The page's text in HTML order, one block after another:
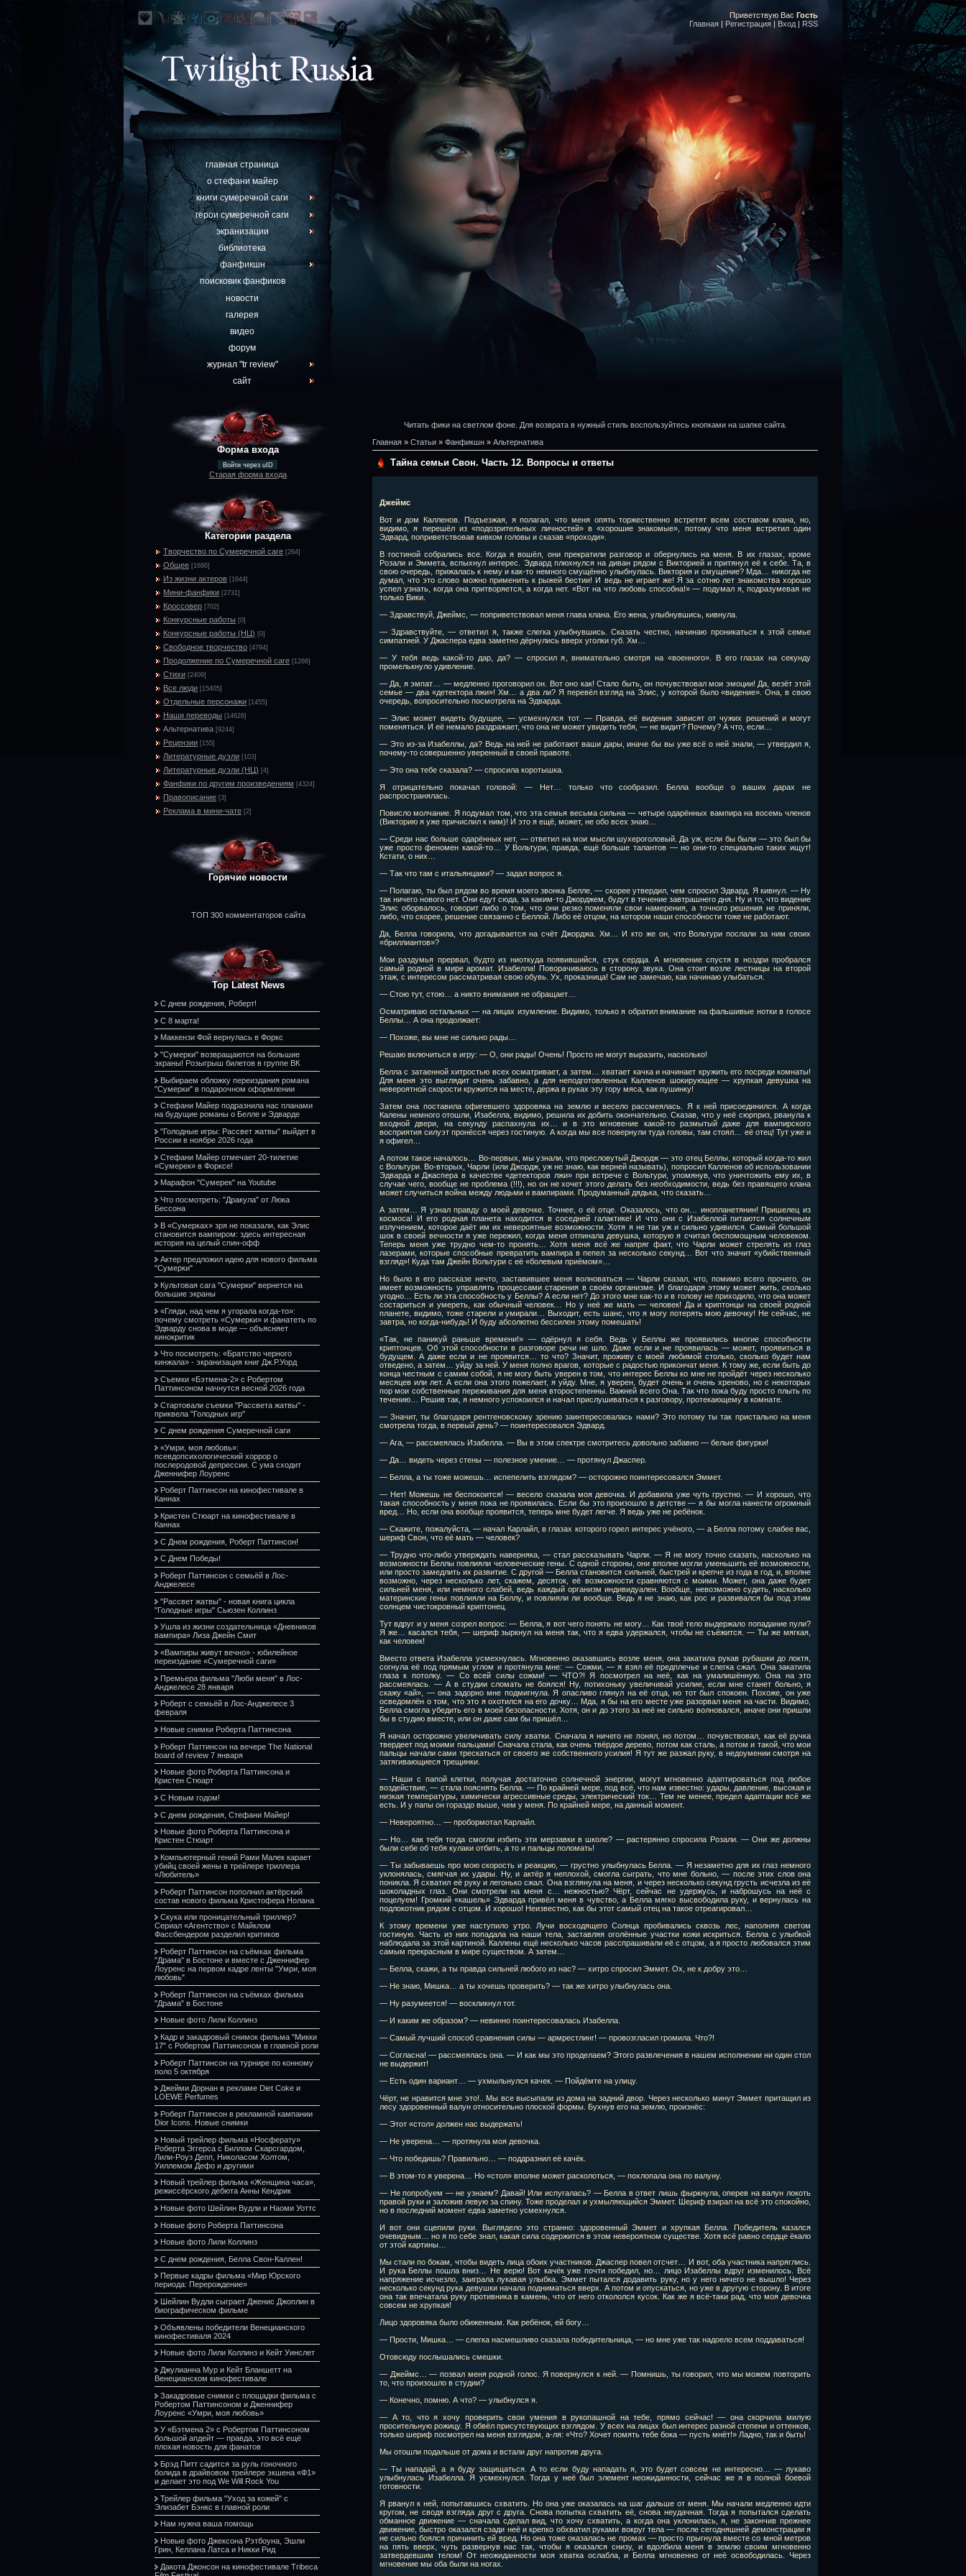
Приветствую Вас Гость
Главная | Регистрация | Вход | RSS
главная страница
о стефани майер
книги сумеречной саги
герои сумеречной саги
экранизации
библиотека
фанфикшн
поисковик фанфиков
новости
галерея
видео
форум
журнал "tr review"
сайт
Форма входа
Войти через uID
Старая форма входа
Категории раздела
Творчество по Сумеречной саге [264]
Общее [1686]
Из жизни актеров [1644]
Мини-фанфики [2731]
Кроссовер [702]
Конкурсные работы [0]
Конкурсные работы (НЦ) [0]
Свободное творчество [4794]
Продолжение по Сумеречной саге [1266]
Стихи [2409]
Все люди [15405]
Отдельные персонажи [1455]
Наши переводы [14628]
Альтернатива [9244]
Рецензии [155]
Литературные дуэли [103]
Литературные дуэли (НЦ) [4]
Фанфики по другим произведениям [4324]
Правописание [3]
Реклама в мини-чате [2]
Горячие новости
ТОП 300 комментаторов сайта
Top Latest News
С днем рождения, Роберт!
С 8 марта!
Маккензи Фой вернулась в Форкс
"Сумерки" возвращаются на большие
экраны! Розыгрыш билетов в группе ВК
Выбираем обложку переиздания романа
"Сумерки" в подарочном оформлении
Стефани Майер подразнила нас планами
на будущие романы о Белле и Эдварде
"Голодные игры: Рассвет жатвы" выйдет в
России в ноябре 2026 года
Стефани Майер отмечает 20-тилетие
«Сумерек» в Форксе!
Марафон "Сумерек" на Youtube
Что посмотреть: "Дракула" от Люка
Бессона
В «Сумерках» зря не показали, как Элис
становится вампиром: здесь интересная
история на целый спин-офф
Актер предложил идею для нового фильма
"Сумерки"
Культовая сага "Сумерки" вернется на
большие экраны
«Гляди, над чем я угорала когда-то»:
почему смотреть «Сумерки» и фанатеть по
Эдварду снова в моде — объясняет
кинокритик
Что посмотреть: «Братство черного
кинжала» - экранизация книг Дж.Р.Уорд
Съемки «Бэтмена-2» с Робертом
Паттинсоном начнутся весной 2026 года
Стартовали съемки "Рассвета жатвы" -
приквела "Голодных игр"
С днем рождения Сумеречной саги
«Умри, моя любовь»:
псевдопсихологический хоррор о
послеродовой депрессии. С ума сходит
Дженнифер Лоуренс
Роберт Паттинсон на кинофестивале в
Каннах
Кристен Стюарт на кинофестивале в
Каннах
С Днем рождения, Роберт Паттинсон!
С Днем Победы!
Роберт Паттинсон с семьёй в Лос-
Анджелесе
"Рассвет жатвы" - новая книга цикла
"Голодные игры" Сьюзен Коллинз
Ушла из жизни создательница «Дневников
вампира» Лиза Джейн Смит
«Вампиры живут вечно» - юбилейное
переиздание «Сумеречной саги»
Премьера фильма "Люби меня" в Лос-
Анджелесе 28 января
Роберт с семьёй в Лос-Анджелесе 3
февраля
Новые снимки Роберта Паттинсона
Роберт Паттинсон на вечере The National
board of review 7 января
Новые фото Роберта Паттинсона и
Кристен Стюарт
С Новым годом!
С днем рождения, Стефани Майер!
Новые фото Роберта Паттинсона и
Кристен Стюарт
Компьютерный гений Рами Малек карает
убийц своей жены в трейлере триллера
«Любитель»
Роберт Паттинсон пополнил актёрский
состав нового фильма Кристофера Нолана
Скука или проницательный триллер?
Сериал «Агентство» с Майклом
Фассбендером разделил критиков
Роберт Паттинсон на съёмках фильма
"Драма" в Бостоне и вместе с Дженнифер
Лоуренс на первом кадре ленты "Умри, моя
любовь"
Роберт Паттинсон на съёмках фильма
"Драма" в Бостоне
Новые фото Лили Коллинз
Кадр и закадровый снимок фильма "Микки
17" с Робертом Паттинсоном в главной роли
Роберт Паттинсон на турнире по конному
поло 5 октября
Джейми Дорнан в рекламе Diet Coke и
LOEWE Perfumes
Роберт Паттинсон в рекламной кампании
Dior Icons. Новые снимки
Новый трейлер фильма «Носферату»
Роберта Эггерса с Биллом Скарсгардом,
Лили-Роуз Депп, Николасом Холтом,
Уиллемом Дефо и другими
Новый трейлер фильма «Женщина часа»,
режиссёрского дебюта Анны Кендрик
Новые фото Шейлин Вудли и Наоми Уоттс
Новые фото Роберта Паттинсона
Новые фото Лили Коллинз
С днем рождения, Белла Свон-Каллен!
Первые кадры фильма «Мир Юрского
периода: Перерождение»
Шейлин Вудли сыграет Дженис Джоплин в
биографическом фильме
Объявлены победители Венецианского
кинофестиваля 2024
Новые фото Лили Коллинз и Кейт Уинслет
Джулианна Мур и Кейт Бланшетт на
Венецианском кинофестивале
Закадровые снимки с площадки фильма с
Робертом Паттинсоном и Дженнифер
Лоуренс «Умри, моя любовь»
У «Бэтмена 2» с Робертом Паттинсоном
большой апдейт — правда, это всё ещё
плохая новость для фанатов
Брэд Питт садится за руль гоночного
болида в драйвовом трейлере экшена «Ф1»
и делает это под We Will Rock You
Трейлер фильма "Уход за кожей" с
Элизабет Бэнкс в главной роли
Нам нужна ваша помощь
Новые фото Джексона Рэтбоуна, Эшли
Грин, Келлана Латса и Никки Рид
Дакота Джонсон на кинофестивале Tribeca
Читать фики на светлом фоне. Для возврата в нужный стиль воспользуйтесь кнопками на шапке сайта.
Главная » Статьи » Фанфикшн » Альтернатива
Тайна семьи Свон. Часть 12. Вопросы и ответы
Джеймс
Вот и дом Калленов. Подъезжая, я полагал, что меня опять торжественно встретят всем составом клана, но,
видимо, я перешёл из «подозрительных личностей» в «хорошие знакомые», потому что меня встретил один
Эдвард, поприветствовав кивком головы и сказав «проходи».
В гостиной собрались все. Когда я вошёл, они прекратили разговор и обернулись на меня. В их глазах, кроме
Розали и Эммета, вспыхнул интерес. Эдвард плюхнулся на диван рядом с Викторией и притянул её к себе. Та, в
свою очередь, прижалась к нему и как-то немного смущённо улыбнулась. Виктория и смущение? Мда… никогда не
думал, что это слово можно применить к рыжей бестии! И ведь не играет же! Я за сотню лет знакомства хорошо
успел узнать, когда она притворяется, а когда нет. «Вот на что любовь способна!» — подумал я, подразумевая не
только Вики.
— Здравствуй, Джеймс, — поприветствовал меня глава клана. Его жена, улыбнувшись, кивнула.
— Здравствуйте, — ответил я, также слегка улыбнувшись. Сказать честно, начинаю проникаться к этой семье
симпатией. У Джаспера едва заметно дёрнулись вверх уголки губ. Хм…
— У тебя ведь какой-то дар, да? — спросил я, внимательно смотря на «военного». В его глазах на секунду
промелькнуло удивление.
— Да, я эмпат… — медленно проговорил он. Вот оно как! Стало быть, он почувствовал мои эмоции! Да, везёт этой
семье — два «детектора лжи»! Хм… а два ли? Я перевёл взгляд на Элис, у которой было «видение». Она, в свою
очередь, вопросительно посмотрела на Эдварда.
— Элис может видеть будущее, — усмехнулся тот. — Правда, её видения зависят от чужих решений и могут
поменяться. И её немало раздражает, что она не может увидеть тебя, — не видит? Почему? А что, если…
— Это из-за Изабеллы, да? Ведь на ней не работают ваши дары, иначе бы вы уже всё о ней знали, — утвердил я,
почему-то совершенно уверенный в своей правоте.
— Это она тебе сказала? — спросила коротышка.
Я отрицательно покачал головой: — Нет… только что сообразил. Белла вообще о ваших дарах не
распространялась.
Повисло молчание. Я подумал том, что эта семья весьма сильна — четыре одарённых вампира на восемь членов
(Викторию я уже причислил к ним)! И это я ещё, может, не обо всех знаю…
— Среди нас больше одарённых нет, — ответил на мои мысли шухероголовый. Да уж, если бы были — это был бы
уже просто феномен какой-то… У Вольтури, правда, ещё больше талантов — но они-то специально таких ищут!
Кстати, о них…
— Так что там с итальянцами? — задал вопрос я.
— Полагаю, ты был рядом во время моего звонка Белле, — скорее утвердил, чем спросил Эдвард. Я кивнул. — Ну
так ничего нового нет. Они едут сюда, за каким-то Джорджем, будут в течение завтрашнего дня. Ну и то, что видение
Элис оборвалось, говорит либо о том, что они резко поменяли свои намерения, а точного решения не приняли,
либо, что скорее, решение связанно с Беллой. Либо её отцом, на котором наши способности тоже не работают.
Да, Белла говорила, что догадывается на счёт Джорджа. Хм… И кто же он, что Вольтури послали за ним своих
«бриллиантов»?
Мои раздумья прервал, будто из ниоткуда появившийся, стук сердца. А мгновение спустя в ноздри пробрался
самый родной в мире аромат. Изабелла! Поворачиваюсь в сторону звука. Она стоит возле лестницы на второй
этаж, с интересом рассматривая свою обувь. Ух, проказница! Сам не замечаю, как начинаю улыбаться.
— Стою тут, стою… а никто внимания не обращает…
Осматриваю остальных — на лицах изумление. Видимо, только я обратил внимание на фальшивые нотки в голосе
Беллы… А она продолжает:
— Похоже, вы мне не сильно рады…
Решаю включиться в игру: — О, они рады! Очень! Просто не могут выразить, насколько!
Белла с затаенной хитростью всех осматривает, а затем… хватает качка и начинает кружить его посреди комнаты!
Для меня это выглядит очень забавно, а для неподготовленных Калленов шокирующее — хрупкая девушка на
невероятной скорости кружится на месте, держа в руках эту гору мяса, как пушинку!
Затем она поставила офигевшего здоровяка на землю и весело рассмеялась. Я к ней присоединился. А когда
Калены немного отошли, Изабелла, видимо, решила их добить окончательно. Сказав, что у неё сюрприз, рванула к
входной двери, на секунду распахнула их… и в это мгновение какой-то размытый даже для вампирского
восприятия силуэт пронёсся через гостиную. А когда мы все повернули туда головы, там стоял… её отец! Тут уже и
я офигел…
А потом такое началось… Во-первых, мы узнали, что пресловутый Джордж — это отец Беллы, который когда-то жил
с Вольтури. Во-вторых, Чарли (или Джордж, уж не знаю, как верней называть), попросил Калленов об использовании
Эдварда и Джаспера в качестве «детекторов лжи» при встрече с Вольтури, упомянув, что уничтожить ему их, в
случае чего, вообще не проблема (!!!), но он не хочет этого делать без необходимости, ведь без правящего клана
может случиться война между людьми и вампирами. Продуманный дядька, что сказать…
А затем… Я узнал правду о моей девочке. Точнее, о её отце. Оказалось, что он… инопланетянин! Пришелец из
космоса! И его родная планета находится в соседней галактике! И что они с Изабеллой питаются солнечным
излучением, которое даёт им их невероятные возможности. Хотя я не так уж и сильно удивился. Самый большой
шок в своей вечности я уже пережил, когда меня отпинала девушка, которую я считал беспомощным человеком.
Теперь меня уже трудно чем-то пронять… Хотя меня всё же напряг факт, что Чарли может стрелять из глаз
лазерами, которые способные превратить вампира в пепел за несколько секунд… Вот что значит «убийственный
взгляд»! Куда там Джейн Вольтури с её «болевым приёмом»…
Но было в его рассказе нечто, заставившее меня волноваться — Чарли сказал, что, помимо всего прочего, он
имеет возможность управлять процессами старения в своём организме. И благодаря этому может жить, сколько
угодно… Есть ли эта способность у Беллы? А если нет? До этого мне как-то и в голову не приходило, что она может
состариться и умереть, как обычный человек… Но у неё же мать — человек! Да и криптонцы на своей родной
планете, видимо, тоже старели и умирали… Выходит, есть шанс, что я могу потерять мою девочку! Не сейчас, не
завтра, но когда-нибудь! И буду абсолютно бессилен этому помешать!
«Так, не паникуй раньше времени!» — одёрнул я себя. Ведь у Беллы же проявились многие способности
криптонцев. Об этой способности в разговоре речи не шло. Даже если и не проявилась — может, проявиться в
будущем. А даже если и не проявится… то что? Значит, проживу с моей любимой столько, сколько будет нам
отведено, а затем… уйду за ней. У меня полно врагов, которые с радостью прикончат меня. К тому же, если быть до
конца честным с самим собой, я не могу быть уверен в том, что интерес Беллы ко мне не пройдёт через несколько
месяцев или лет. А если она этого пожелает, я уйду. Мне, я уверен, будет очень и очень хреново, но с некоторых
пор мои собственные переживания для меня второстепенны. Важней всего Она. Так что пока буду просто плыть по
течению… Решив так, я немного успокоился и начал прислушиваться к разговору, протекающему в комнате.
— Значит, ты благодаря рентгеновскому зрению заинтересовалась нами? Это потому ты так пристально на меня
смотрела тогда, в первый день? — поинтересовался Эдвард.
— Ага, — рассмеялась Изабелла. — Вы в этом спектре смотритесь довольно забавно — белые фигурки!
— Да… видеть через стены — полезное умение… — протянул Джаспер.
— Белла, а ты тоже можешь… испепелить взглядом? — осторожно поинтересовался Эммет.
— Нет! Можешь не беспокоится! — весело сказала моя девочка. И добавила уже чуть грустно. — И хорошо, что
такая способность у меня пока не проявилась. Если бы это произошло в детстве — я бы могла нанести огромный
вред… Но, если она вообще проявится, теперь мне будет легче. Я ведь уже не ребёнок.
— Скажите, пожалуйста, — начал Карлайл, в глазах которого горел интерес учёного, — а Белла потому слабее вас,
шериф Свон, что её мать — человек?
— Трудно что-либо утверждать наверняка, — стал рассказывать Чарли. — Я не могу точно сказать, насколько на
возможности Беллы повлияли человеческие гены. С одной стороны, они вполне могли уменьшить её возможности,
или просто замедлить их развитие. С другой — Белла становится сильней, быстрей и крепче из года в год, и, вполне
возможно, через несколько лет, скажем, десяток, её возможности сравняются с моими. Может, она даже будет
сильней меня, или немного слабей, ведь каждый организм индивидуален. Вообще, невозможно судить, насколько
материнские гены повлияли на Беллу, и повлияли ли вообще. Ведь я не знаю, как рос и развивался бы под этим
солнцем чистокровный криптонец.
Тут вдруг и у меня созрел вопрос: — Белла, я вот чего понять не могу… Как твоё тело выдержало попадание пули?
Я же… касался тебя, — шериф зыркнул на меня так, что я едва удержался, чтобы не съёжится. — Ты же мягкая,
как человек!
Вместо ответа Изабелла усмехнулась. Мгновенно оказавшись возле меня, она закатила рукав рубашки до локтя,
согнула её под прямым углом и протянула мне: — Сожми, — я взял её предплечье и слегка сжал. Она закатила
глаза к потолку. — Со всей силы сожми! — ЧТО?! Я посмотрел на неё, как на умалишённую. Она на это
рассмеялась. — А в студии сломать не боялся! Ну, потихоньку увеличивай усилие, если мне станет больно, я
скажу «ай», — она задорно мне подмигнула. Я опасливо глянул на её отца, но тот был спокоен. Похоже, он уже
осведомлён о том, что это я охотился на его дочку… Мда, я бы на его месте уже разорвал меня на части. Видимо,
Белла смогла убедить его в моей безопасности. Хотя, он и до этого за неё не сильно волновался, иначе они пришли
бы в студию вместе, или он даже сам бы пришёл…
Я начал осторожно увеличивать силу хватки. Сначала я ничего не понял, но потом… почувствовал, как её ручка
твердеет под моими пальцами! Сначала стала, как очень твёрдое дерево, потом как сталь, а потом и такой, что мои
пальцы начали сами трескаться от своего же собственного усилия! Я тут же разжал руку, в недоумении смотря на
затягивающиеся трещинки.
— Наши с папой клетки, получая достаточно солнечной энергии, могут мгновенно адаптироваться под любое
воздействие, — стала пояснять Белла. — По крайней мере, под всё, что нам известно: удары, давление, высокая и
низкая температуры, химически агрессивные среды, электрический ток… Тем не менее, предел адаптации всё же
есть. И у папы он гораздо выше, чем у меня. По крайней мере, на данный момент.
— Невероятно… — пробормотал Карлайл.
— Но… как тебя тогда смогли избить эти мерзавки в школе? — растерянно спросила Розали. — Они же должны
были себе об тебя кулаки отбить, а то и пальцы поломать!
— Ты забываешь про мою скорость и реакцию, — грустно улыбнулась Белла. — Я незаметно для их глаз немного
уклонялась, смягчая их удары. Ну, и актёр я неплохой, смогла сыграть, что мне больно, — после этих слов она
поникла. Я схватил её руку и легонько сжал. Она взглянула на меня, и через несколько секунд грусть исчезла из её
шоколадных глаз. Они смотрели на меня с… нежностью? Чёрт, сейчас не удержусь, и наброшусь на неё с
поцелуем! Громкий «кашель» Эдварда привёл меня в чувство, а Белла мягко высвободила руку, и вернулась на
подлокотник рядом с отцом. И хорошо! Неизвестно, как бы этот самый отец на такое отреагировал…
К этому времени уже наступило утро. Лучи восходящего Солнца пробивались сквозь лес, наполняя светом
гостиную. Часть из них попадала на наши тела, заставляя оголённые участки кожи искриться. Белла с улыбкой
наблюдала за этой картиной. Каллены ещё несколько часов расспрашивали её с отцом, а я просто любовался этим
самым прекрасным в мире существом. А затем…
— Белла, скажи, а ты правда сильней любого из нас? — хитро спросил Эммет. Ох, не к добру это…
— Не знаю, Мишка… а ты хочешь проверить? — так же хитро улыбнулась она.
— Ну разумеется! — воскликнул тот.
— И каким же образом? — невинно поинтересовалась Изабелла.
— Самый лучший способ сравнения силы — армрестлинг! — провозгласил громила. Что?!
— Согласна! — рассмеялась она. — И как мы это проделаем? Этого развлечения в нашем исполнении ни один стол
не выдержит!
— Есть один вариант… — ухмыльнулся качек. — Пойдёмте на улицу.
Чёрт, не нравится мне это!.. Мы все высыпали из дома на задний двор. Через несколько минут Эммет притащил из
лесу здоровенный валун относительно плоской формы. Бухнув его на землю, произнёс:
— Этот «стол» должен нас выдержать!
— Не уверена… — протянула моя девочка.
— Что победишь? Правильно… — поддразнил её качёк.
— В этом-то я уверена… Но «стол» вполне может расколоться, — похлопала она по валуну.
— Не попробуем — не узнаем? Давай! Или испугалась? — Белла в ответ лишь фыркнула, оперев на валун локоть
правой руки и заложив левую за спину. Тоже проделал и ухмыляющийся Эммет. Шериф взирал на всё это спокойно,
но в последний момент едва заметно усмехнулся.
И вот они сцепили руки. Выглядело это странно: здоровенный Эммет и хрупкая Белла. Победитель казался
очевидным… но я по себе знал, какая сила содержится в этом невероятном существе. Хотя всё равно сердце ёкало
от этой картины…
Мы стали по бокам, чтобы видеть лица обоих участников. Джаспер повел отсчет… И вот, оба участника напряглись.
И рука Беллы пошла вниз… Не верю! Вот качёк уже почти победил, но… лицо Изабеллы вдруг изменилось. Всё
напряжение исчезло, заиграла лукавая улыбка. Эммет пытался додавить руку, но у него ничего не вышло! Через
несколько секунд рука девушки начала подниматься вверх. А потом и опускаться, но уже в другую сторону. В итоге
она так впечатала руку противника в камень, что от него откололся кусок. Как же я всё-таки рад, что моя девочка
совсем не хрупкая!
Лицо здоровяка было обиженным. Как ребёнок, ей богу…
— Прости, Мишка… — слегка насмешливо сказала победительница, — но мне уже так надоело всем поддаваться!
Отовсюду послышались смешки.
— Джеймс… — позвал меня родной голос. Я повернулся к ней. — Помнишь, ты говорил, что мы можем повторить
то, что произошло в студии?
— Конечно, помню. А что? — улыбнулся я.
— А то, что я хочу проверить свои умения в рукопашной на тебе, прямо сейчас! — она скорчила милую
просительную рожицу. Я обвёл присутствующих взглядом. У всех на лицах был интерес разной степени и оттенков,
только шериф посмотрел на меня взглядом, а-ля: «Что? Хочет помять тебе бока — пусть мнёт!» Ладно, так и быть!
Мы отошли подальше от дома и встали друг напротив друга.
— Ты нападай, а я буду защищаться. А то если буду нападать я, это будет совсем не интересно… — лукаво
улыбнулась Изабелла. Я усмехнулся. Тогда у неё был элемент неожиданности, сейчас же я в полной боевой
готовности.
Я рванул к ней, попытавшись схватить. Но она уже оказалась на шаг дальше от меня. Мы начали медленно идти
кругом, не сводя взгляда друг с друга. Снова попытка схватить её, снова неудачная. Тогда я попытался сделать
обманное движение — сначала сделал вид, что хочу схватить, а когда она уклонилась, я, не закончив прежнее
движение, быстро оказался сзади неё и крепко обхватил руками вокруг тела — после сегодняшней демонстрации я
не сильно боялся причинить ей вред. Но она тоже оказалась не промах — просто прыгнула вместе со мной метров
на пять вверх, чуть развернув нас так, чтобы я оказался снизу, и вдолбила меня в землю своим мгновенно
затвердевшим телом! От неожиданности моя хватка ослабла, и Белла мгновенно от неё освободилась. Через
мгновение мы оба были на ногах.